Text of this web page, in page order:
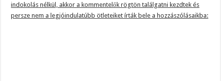
indokolás nélkül, akkor a kommentelők rögtön találgatni kezdtek és
persze nem a legjóindulatúbb ötleteiket írták bele a hozzászólásaikba: